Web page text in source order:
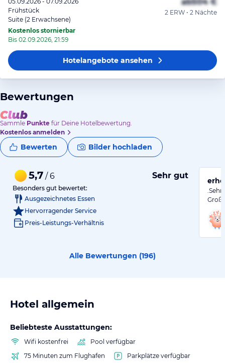
Frühstück
Suite (2 Erwachsene)
Kostenlos stornierbar
Bis 02.09.2026, 21:59
2 ERW • 2 Nächte
Hotelangeboteansehen
Bewertungen
Sammle Punkte für Deine Hotelbewertung.
Kostenlos anmelden
Bewerten Bilder hochladen
5,7 / 6 Sehr gut
Besonders gut bewertet:
Ausgezeichnetes Essen
Hervorragender Service
Preis-Leistungs-Verhältnis
Alle Bewertungen (196)
Hotel allgemein
Beliebteste Ausstattungen:
Wifi kostenfrei
Pool verfügbar
75 Minuten zum Flughafen
Parkplätze verfügbar